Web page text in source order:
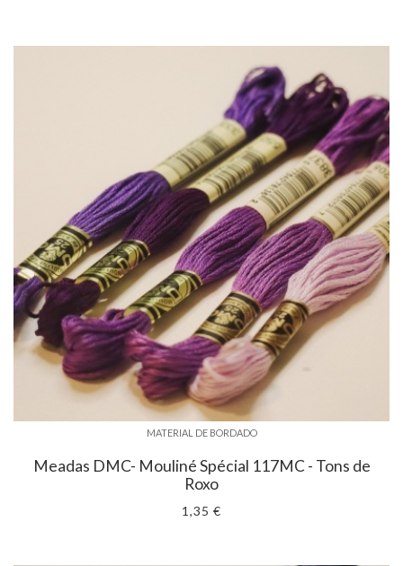
MATERIAL DE BORDADO
Meadas DMC- Mouliné Spécial 117MC - Tons de
Roxo
1,35 €